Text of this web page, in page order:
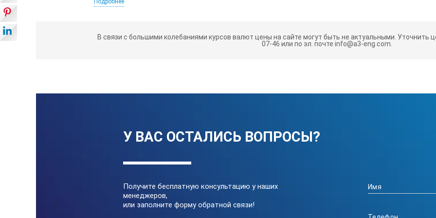
Технические характеристики измеритель уровня
Дисплей 3-1/2-цифровой ЖК
В связи с большими колебаниями курсов валют цены на сайте могут быть не актуальными. Уточнить
07-46 или по эл. почте info@a3-eng.com.
У ВАС ОСТАЛИСЬ ВОПРОСЫ?
Получите бесплатную консультацию у наших
менеджеров,
или заполните форму обратной связи!